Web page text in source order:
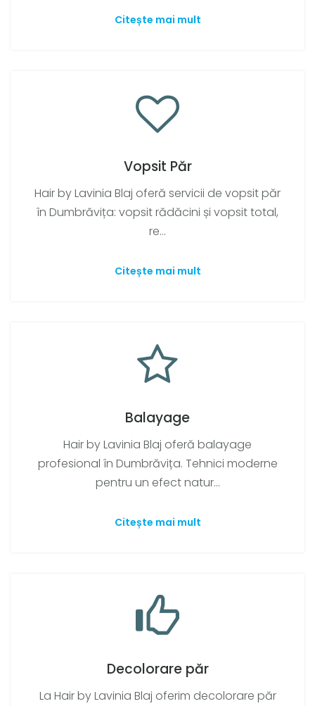
Citește mai mult
Vopsit Păr
Hair by Lavinia Blaj oferă servicii de vopsit păr
în Dumbrăvița: vopsit rădăcini și vopsit total,
re...
Citește mai mult
Balayage
Hair by Lavinia Blaj oferă balayage
profesional în Dumbrăvița. Tehnici moderne
pentru un efect natur...
Citește mai mult
Decolorare păr
La Hair by Lavinia Blaj oferim decolorare păr